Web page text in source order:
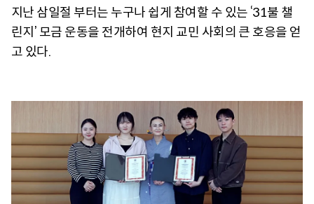
지난 삼일절 부터는 누구나 쉽게 참여할 수 있는 ‘31불 챌
린지’ 모금 운동을 전개하여 현지 교민 사회의 큰 호응을 얻
고 있다.